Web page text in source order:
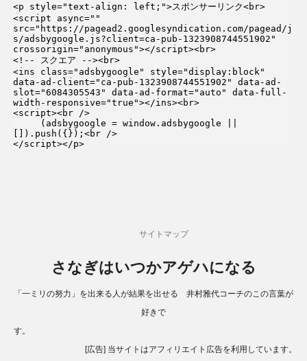
<p style="text-align: left;">スポンサーリンク<br>
<script async=""
src="https://pagead2.googlesyndication.com/pagead/j
s/adsbygoogle.js?client=ca-pub-1323908744551902"
crossorigin="anonymous"></script><br>
<!-- スクエア --><br>
<ins class="adsbygoogle" style="display:block"
data-ad-client="ca-pub-1323908744551902" data-ad-
slot="6084305543" data-ad-format="auto" data-full-
width-responsive="true"></ins><br>
<script><br />
[]).push({});<br />
</script></p>
サイトマップ
さなぎはいつかアゲハになる
「一ミリの努力」を出来る人が結果を出せる 井村雅代コーチのこの言葉が
好きで
す。
[広告] 当サイトはアフィリエイト広告を利用しています。